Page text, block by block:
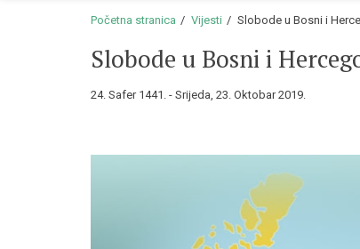
Početna stranica Vijesti Slobode u Bosni i
Slobode u Bosni i
24. Safer 1441. - Srijeda, 23. Oktobar 2019.